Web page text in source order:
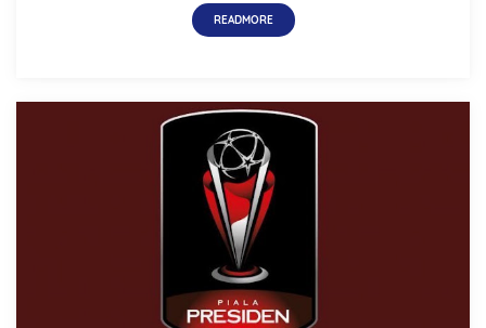
READMORE